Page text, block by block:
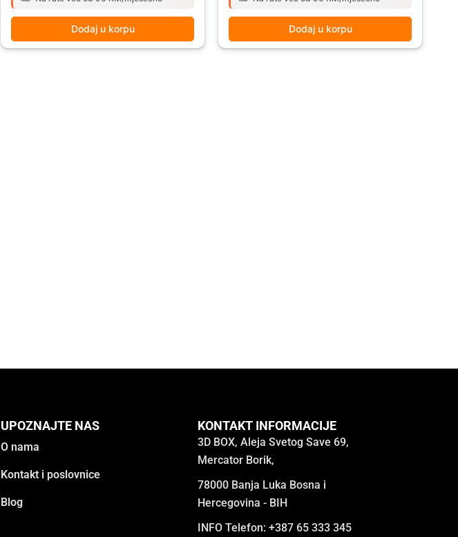
Dodaj u korpu Dodaj u korpu
UPOZNAJTE NAS
O nama
Kontakt i poslovnice
Blog
KONTAKT INFORMACIJE
3D BOX, Aleja Svetog Save 69,
Mercator Borik,
78000 Banja Luka Bosna i
Hercegovina - BIH
INFO Telefon: +387 65 333 345